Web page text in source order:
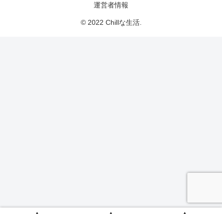
運営者情報
© 2022 Chillな生活.